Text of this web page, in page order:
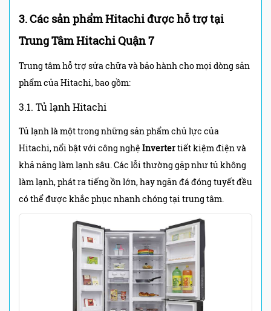
3. Các sản phẩm Hitachi được hỗ trợ tại
Trung Tâm Hitachi Quận 7
Trung tâm hỗ trợ sửa chữa và bảo hành cho mọi dòng sản
phẩm của Hitachi, bao gồm:
3.1. Tủ lạnh Hitachi
Tủ lạnh là một trong những sản phẩm chủ lực của
Hitachi, nổi bật với công nghệ Invertertiết kiệm điện và
khả năng làm lạnh sâu. Các lỗi thường gặp như tủ không
làm lạnh, phát ra tiếng ồn lớn, hay ngăn đá đóng tuyết đều
có thể được khắc phục nhanh chóng tại trung tâm.